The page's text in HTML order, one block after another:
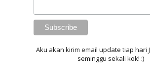
Aku akan kirim email update tiap hari
seminggu sekali kok! :)